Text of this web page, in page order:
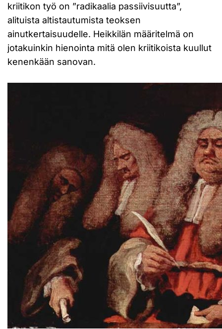
kriitikon työ on ”radikaalia passiivisuutta”,
alituista altistautumista teoksen
ainutkertaisuudelle. Heikkilän määritelmä on
jotakuinkin hienointa mitä olen kriitikoista kuullut
kenenkään sanovan.